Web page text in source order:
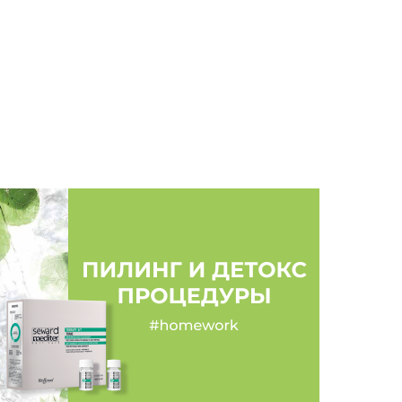
от обновлённой маски ALCHEMY
маслами. Этот продукт из линейки
Он даёт быстрое и мощное